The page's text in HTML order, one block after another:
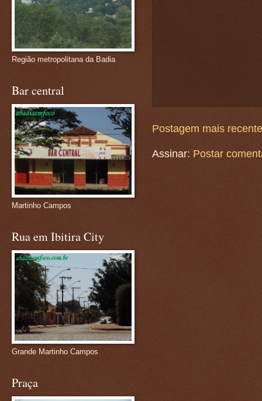
Postagem mais recente
Assinar: Postar
Região metropolitana da Badia
Bar central
Martinho Campos
Rua em Ibitira City
Grande Martinho Campos
Praça